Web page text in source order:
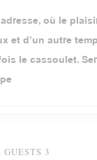
où le
et d’un autre
le cassoulet.
3